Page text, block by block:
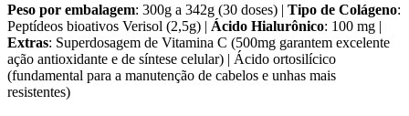
Peso por embalagem: 300g a 342g (30 doses) | Tipo de Colágeno:
Peptídeos bioativos Verisol (2,5g) | Ácido Hialurônico: 100 mg |
Extras: Superdosagem de Vitamina C (500mg garantem excelente
ação antioxidante e de síntese celular) | Ácido ortosilícico
(fundamental para a manutenção de cabelos e unhas mais
resistentes)